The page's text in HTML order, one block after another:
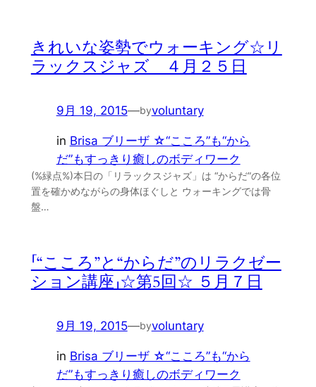
きれいな姿勢でウォーキング☆リ
ラックスジャズ ４月２５日
9月 19, 2015—byvoluntary
in Brisa ブリーザ ☆“こころ”も“から
だ”もすっきり癒しのボディワーク
(%緑点%)本日の「リラックスジャズ」は “からだ”の各位
置を確かめながらの身体ほぐしと ウォーキングでは骨
盤…
「“こころ”と“からだ”のリラクゼー
ション講座」☆第5回☆ ５月７日
9月 19, 2015—byvoluntary
in Brisa ブリーザ ☆“こころ”も“から
だ”もすっきり癒しのボディワーク